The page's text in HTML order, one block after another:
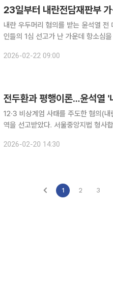
23일부터 내란전담재판부
내란 우두머리 혐의를 받는 윤석열
인들의 1심 선고가 난 가운데 항소심을
를 시작한다. 내란전담재판부
2026-02-22 09:00
전두환과 평행이론...윤석열
12·3 비상계엄 사태를 주도한 혐의(
역을 선고받았다. 서울중앙지법 형사
대통령의 내란죄 판결 비교, 그리고
2026-02-20 14:30
1 2 3